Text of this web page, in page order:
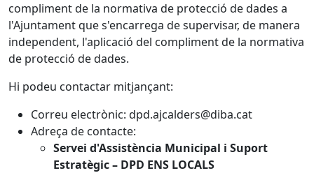
compliment de la normativa de protecció de dades a
l'Ajuntament que s'encarrega de supervisar, de manera
independent, l'aplicació del compliment de la normativa
de protecció de dades.
Hi podeu contactar mitjançant:
Correu electrònic: dpd.ajcalders@diba.cat
Adreça de contacte:
Servei d'Assistència Municipal i Suport
Estratègic – DPD ENS LOCALS